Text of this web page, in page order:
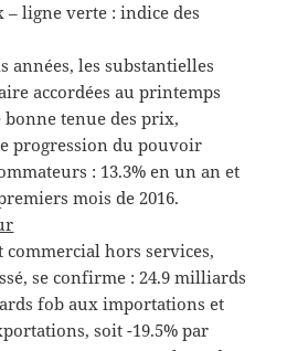
ligne verte : indice des
années, les substantielles
accordées au printemps
bonne tenue des prix,
progression du pouvoir
: 13.3% en un an et
mois de 2016.
commercial hors services,
se confirme : 24.9 milliards
fob aux importations et
soit -19.5% par